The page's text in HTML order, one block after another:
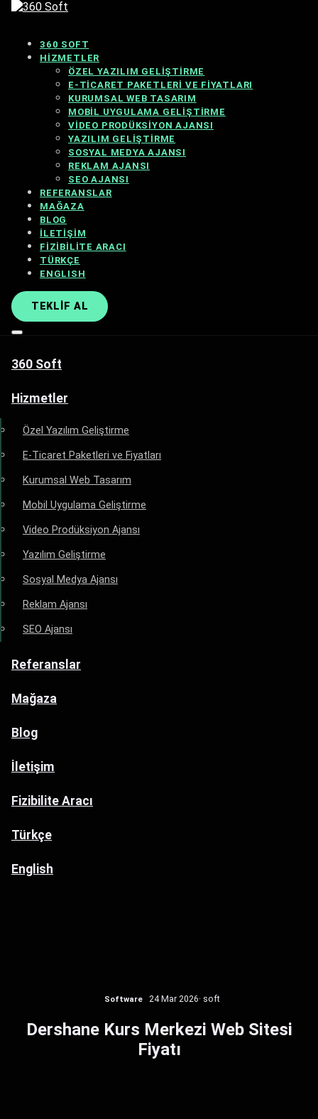
360 SOFT
HIZMETLER
ÖZEL YAZILIM GELIŞTIRME
E-TICARET PAKETLERI VE FIYATLARI
KURUMSAL WEB TASARIM
MOBIL UYGULAMA GELIŞTIRME
VIDEO PRODÜKSIYON AJANSI
YAZILIM GELIŞTIRME
SOSYAL MEDYA AJANSI
REKLAM AJANSI
SEO AJANSI
REFERANSLAR
MAĞAZA
BLOG
İLETIŞIM
FIZIBILITE ARACI
TÜRKÇE
ENGLISH
TEKLIF AL
360 Soft
Hizmetler
Özel Yazılım Geliştirme
E-Ticaret Paketleri ve Fiyatları
Kurumsal Web Tasarım
Mobil Uygulama Geliştirme
Video Prodüksiyon Ajansı
Yazılım Geliştirme
Sosyal Medya Ajansı
Reklam Ajansı
SEO Ajansı
Referanslar
Mağaza
Blog
İletişim
Fizibilite Aracı
Türkçe
English
Software 24 Mar 2026· soft
Dershane Kurs Merkezi Web Sitesi
Fiyatı